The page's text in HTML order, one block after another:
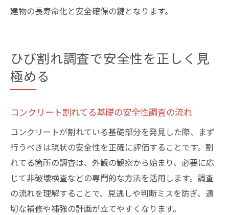
建物の長寿命化と安全確保の鍵となります。
ひび割れ調査で安全性を正しく見
極める
コンクリート割れてる基礎の安全性調査の流れ
コンクリートが割れている基礎部分を発見した際、まず
行うべきは現状の安全性を正確に評価することです。割
れてる箇所の調査は、外観の観察から始まり、必要に応
じて非破壊検査などの専門的な方法を活用します。調査
の流れを理解することで、見逃しや判断ミスを防ぎ、適
切な補修や補強の計画が立てやすくなります。